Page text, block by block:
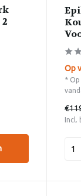
Op
*
Incl.